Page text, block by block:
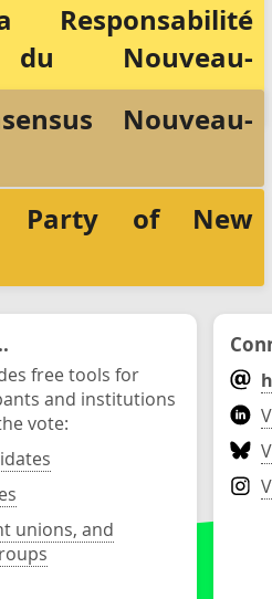
du Nouveau-
Nouveau-
Party of New
free tools for
and institutions
vote:
unions, and